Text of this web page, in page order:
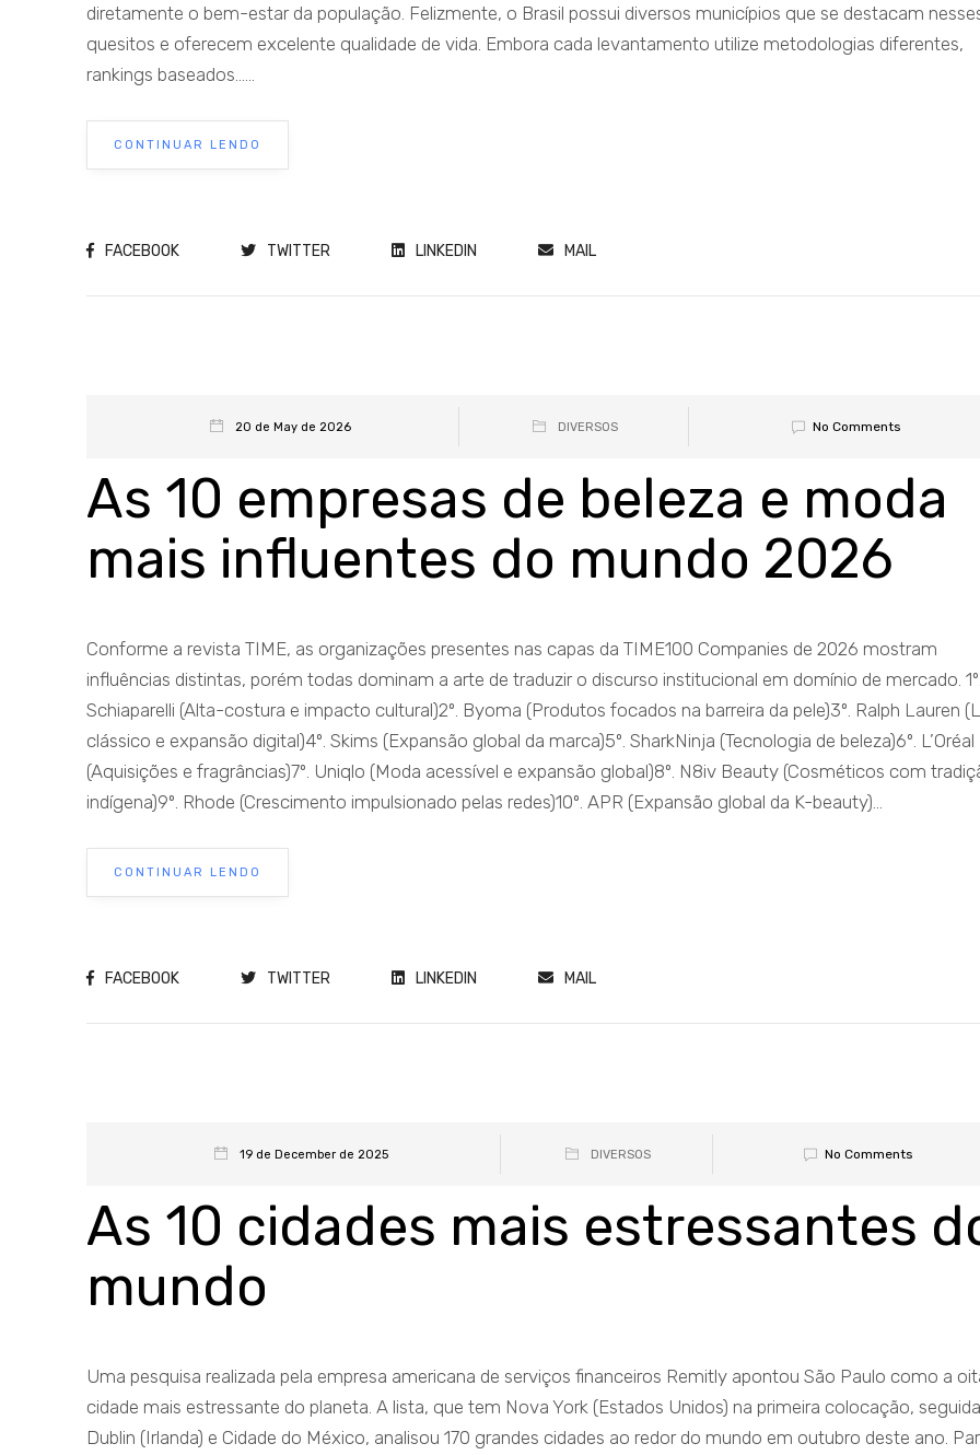
diretamente o bem-estar da população. Felizmente, o Brasil possui diversos municípios que se destacam
quesitos e oferecem excelente qualidade de vida. Embora cada levantamento utilize metodologias diferentes,
rankings baseados......
CONTINUAR LENDO
FACEBOOK TWITTER LINKEDIN MAIL
20 de May de 2026 DIVERSOS No Comments
As 10 empresas de beleza e moda
mais influentes do mundo 2026
Conforme a revista TIME, as organizações presentes nas capas da TIME100 Companies de 2026 mostram
influências distintas, porém todas dominam a arte de traduzir o discurso institucional em domínio de mercado. 1º.
Schiaparelli (Alta-costura e impacto cultural)2º. Byoma (Produtos focados na barreira da pele)3º. Ralph Lauren
clássico e expansão digital)4º. Skims (Expansão global da marca)5º. SharkNinja (Tecnologia de beleza)6º. L’Oréal
(Aquisições e fragrâncias)7º. Uniqlo (Moda acessível e expansão global)8º. N8iv Beauty (Cosméticos com
indígena)9º. Rhode (Crescimento impulsionado pelas redes)10º. APR (Expansão global da K-beauty)...
CONTINUAR LENDO
FACEBOOK TWITTER LINKEDIN MAIL
19 de December de 2025 DIVERSOS No Comments
As 10 cidades mais estressantes
mundo
Uma pesquisa realizada pela empresa americana de serviços financeiros Remitly apontou São Paulo como a
cidade mais estressante do planeta. A lista, que tem Nova York (Estados Unidos) na primeira colocação,
Dublin (Irlanda) e Cidade do México, analisou 170 grandes cidades ao redor do mundo em outubro deste ano.